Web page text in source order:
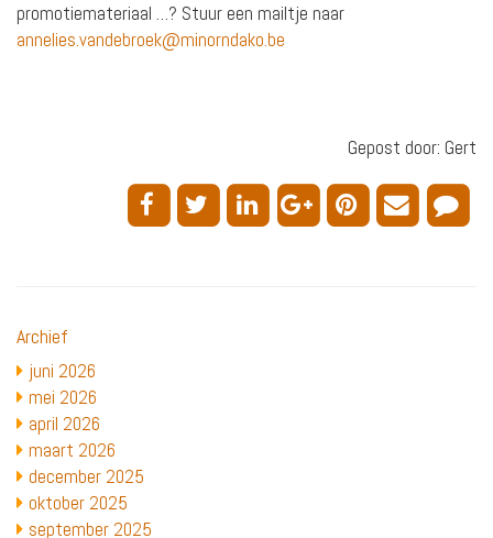
promotiemateriaal …? Stuur een mailtje naar
annelies.vandebroek@minorndako.be
Gepost door: Gert
Archief
juni 2026
mei 2026
april 2026
maart 2026
december 2025
oktober 2025
september 2025